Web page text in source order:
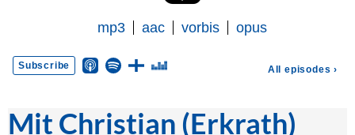
Mit Christian (Erkrath)